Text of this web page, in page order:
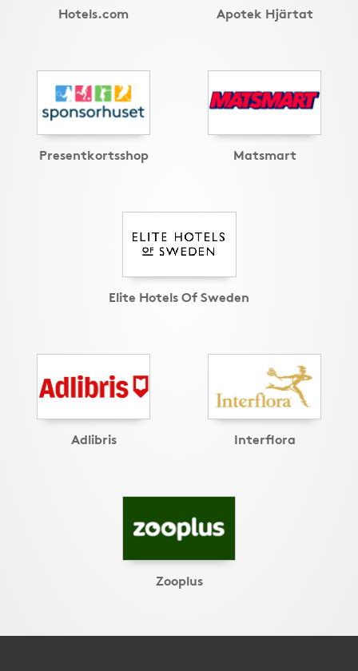
Hotels.com Apotek Hjärtat
Presentkortsshop Matsmart
Elite Hotels Of Sweden
Adlibris Interflora
Zooplus